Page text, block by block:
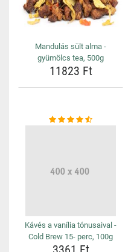
Mandulás sült alma -
gyümölcs tea, 500g
11823 Ft
Kávés a vanília tónusaival -
Cold Brew 15- perc, 100g